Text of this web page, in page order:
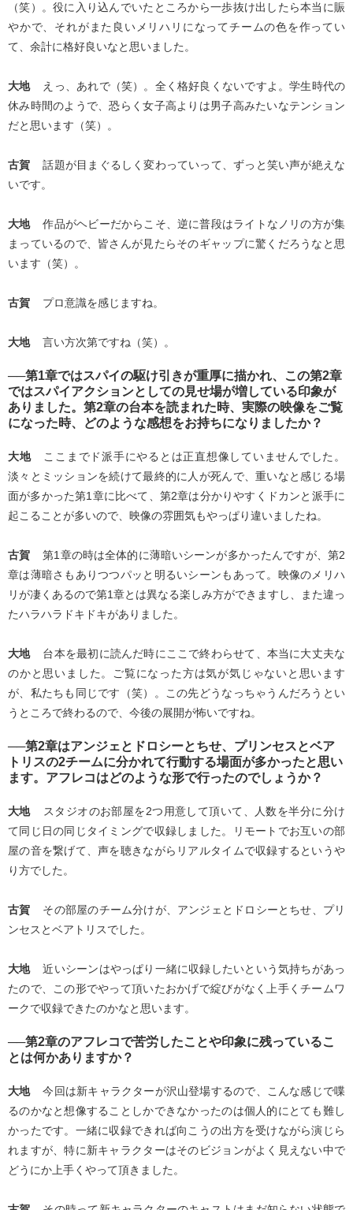
（笑）。役に入り込んでいたところから一歩抜け出したら本当に賑
やかで、それがまた良いメリハリになってチームの色を作ってい
て、余計に格好良いなと思いました。
大地
えっ、あれで（笑）。全く格好良くないですよ。学生時代の
休み時間のようで、恐らく女子高よりは男子高みたいなテンション
だと思います（笑）。
古賀
話題が目まぐるしく変わっていって、ずっと笑い声が絶えな
いです。
大地
作品がヘビーだからこそ、逆に普段はライトなノリの方が集
まっているので、皆さんが見たらそのギャップに驚くだろうなと思
います（笑）。
古賀 プロ意識を感じますね。
大地 言い方次第ですね（笑）。
──第1章ではスパイの駆け引きが重厚に描かれ、この第2章
ではスパイアクションとしての見せ場が増している印象が
ありました。第2章の台本を読まれた時、実際の映像をご覧
になった時、どのような感想をお持ちになりましたか？
大地
ここまでド派手にやるとは正直想像していませんでした。
淡々とミッションを続けて最終的に人が死んで、重いなと感じる場
面が多かった第1章に比べて、第2章は分かりやすくドカンと派手に
起こることが多いので、映像の雰囲気もやっぱり違いましたね。
古賀
第1章の時は全体的に薄暗いシーンが多かったんですが、第2
章は薄暗さもありつつパッと明るいシーンもあって。映像のメリハ
リが凄くあるので第1章とは異なる楽しみ方ができますし、また違っ
たハラハラドキドキがありました。
大地
台本を最初に読んだ時にここで終わらせて、本当に大丈夫な
のかと思いました。ご覧になった方は気が気じゃないと思います
が、私たちも同じです（笑）。この先どうなっちゃうんだろうとい
うところで終わるので、今後の展開が怖いですね。
──第2章はアンジェとドロシーとちせ、プリンセスとベア
トリスの2チームに分かれて行動する場面が多かったと思い
ます。アフレコはどのような形で行ったのでしょうか？
大地
スタジオのお部屋を2つ用意して頂いて、人数を半分に分け
て同じ日の同じタイミングで収録しました。リモートでお互いの部
屋の音を繋げて、声を聴きながらリアルタイムで収録するというや
り方でした。
古賀
その部屋のチーム分けが、アンジェとドロシーとちせ、プリ
ンセスとベアトリスでした。
大地
近いシーンはやっぱり一緒に収録したいという気持ちがあっ
たので、この形でやって頂いたおかげで綻びがなく上手くチームワ
ークで収録できたのかなと思います。
──第2章のアフレコで苦労したことや印象に残っているこ
とは何かありますか？
大地
今回は新キャラクターが沢山登場するので、こんな感じで喋
るのかなと想像することしかできなかったのは個人的にとても難し
かったです。一緒に収録できれば向こうの出方を受けながら演じら
れますが、特に新キャラクターはそのビジョンがよく見えない中で
どうにか上手くやって頂きました。